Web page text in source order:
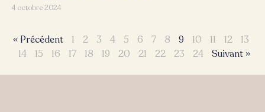
4 octobre 2024
« Précédent 1 2 3 4 5 6 7 8 9 10 11 12
13
14
15 16 17 18 19 20 21 22 23 24 Suivant »